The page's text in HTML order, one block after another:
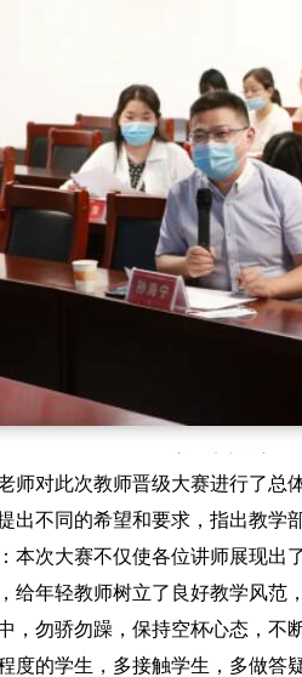
师对此次教师晋级大赛进行了总
出不同的希望和要求，指出教
本次大赛不仅使各位讲师展现出
给年轻教师树立了良好教学风
，勿骄勿躁，保持空杯心态，
度的学生，多接触学生，多做